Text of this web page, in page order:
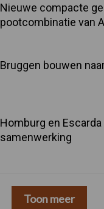
Nieuwe compacte
pootcombinatie van
Bruggen bouwen
Homburg en
samenwerking
Toon meer